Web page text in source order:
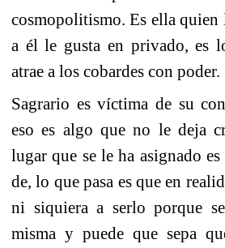
cosmopolitismo. Es ella quien
a él le gusta en privado, es
atrae a los cobardes con poder.
Sagrario es víctima de su
eso es algo que no le deja
lugar que se le ha asignado es
de, lo que pasa es que en
ni siquiera a serlo porque
misma y puede que sepa